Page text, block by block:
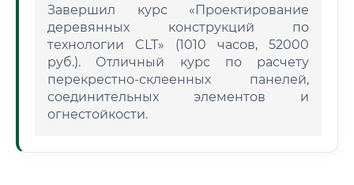
Завершил курс «Проектирование
деревянных конструкций по
технологии CLT» (1010 часов, 52000
руб.). Отличный курс по расчету
перекрестно-склеенных панелей,
соединительных элементов и
огнестойкости.